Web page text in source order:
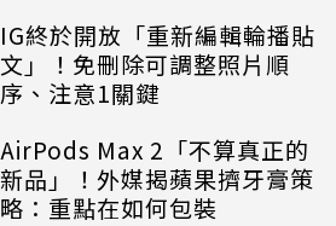
IG終於開放「重新編輯輪播貼
文」！免刪除可調整照片順
序、注意1關鍵
AirPods Max 2「不算真正的
新品」！外媒揭蘋果擠牙膏策
略：重點在如何包裝